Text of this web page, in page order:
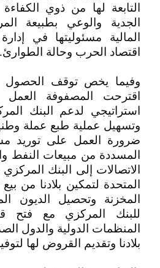
التابعة لها من ذوي
الجدية والوعي بطبيعة
المالية مسئوليتها في
اقتصاد الحرب وحالة الطوارئ.
وفيما يخص توقف الحصول
اقترحت المصفوفة
استراتيجي لدعم البنك
وتسهيل عملية طبع عملة وطنية
ضرورة العمل على توريد
المسددة من مبيعات النفط
الاتصالات إلى البنك
المتحدة لتمكين بلادنا من
المخزنة وتحصيل الديون
للبنك المركزي مع فتح
المنظمات الدولية والدول
بلادنا وتقديم القروض لها